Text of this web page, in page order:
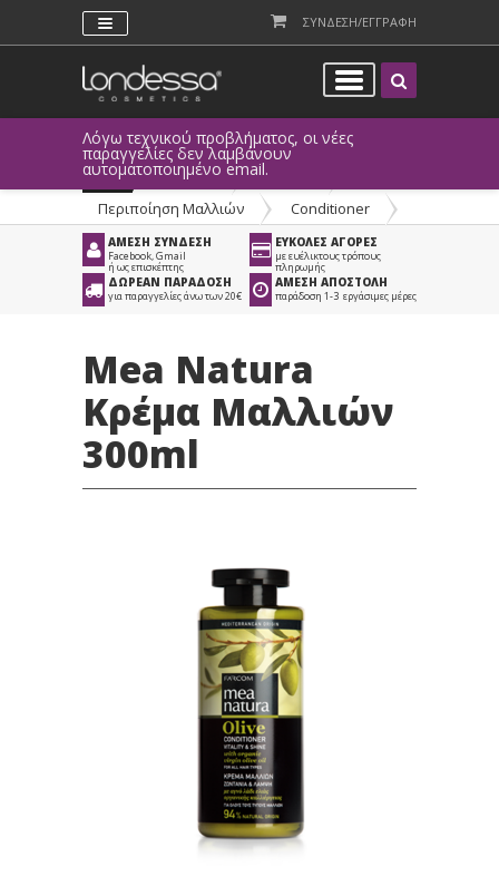
ΣΥΝΔΕΣΗ/ΕΓΓΡΑΦΗ
Λόγω τεχνικού προβλήματος, οι νέες
παραγγελίες δεν λαμβάνουν
αυτοματοποιημένο email.
Προϊόντα > Μαλλιά
Περιποίηση Μαλλιών
> Conditioner
ΑΜΕΣΗ ΣΥΝΔΕΣΗ
Facebook, Gmail
ή ως επισκέπτης
ΕΥΚΟΛΕΣ ΑΓΟΡΕΣ
με ευέλικτους τρόπους
πληρωμής
ΔΩΡΕΑΝ ΠΑΡΑΔΟΣΗ
για παραγγελίες άνω των 20€
ΑΜΕΣΗ ΑΠΟΣΤΟΛΗ
παράδοση 1-3 εργάσιμες μέρες
Mea Natura
Κρέμα Μαλλιών
300ml